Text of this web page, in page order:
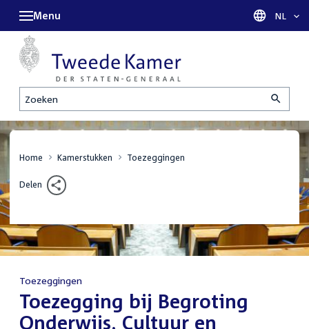
Zoeken
Menu Taal
NL
Home Kamerstukken Toezeggingen
Delen
Toezeggingen
:Toezegging bij Begroting
Onderwijs, Cultuur en